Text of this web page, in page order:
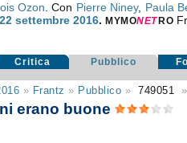
Ozon . Con Pierre Niney, Paula
settembre 2016.MYMONET RO
Critica Pubblico
» Frantz » Pubblico » 749051 »
erano buone